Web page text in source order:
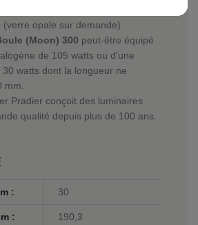
(verre opale sur demande).
(Moon) 300 peut-être équipé
de 105 watts ou d'une
watts dont la longueur ne
mm.
Pradier conçoit des luminaires
qualité depuis plus de 100 ans.
: 30
: 190,3